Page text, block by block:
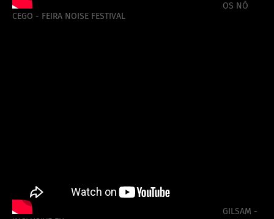
OS NÓ
CEGO - FEIRA NOISE FESTIVAL
GILSAM -